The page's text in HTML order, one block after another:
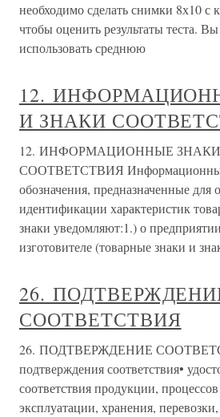
необходимо сделать снимки 8х10 с
чтобы оценить результаты теста.
использовать среднюю
12.
И ЗНАКИ
12. ИНФОРМАЦИОННЫЕ
СООТВЕТСТВИЯ Информационные
обозначения, предназначенные для
идентификации характеристик
знаки уведомляют:1.) о
изготовителе (товарные знаки и
26.
СООТВЕТСТВИЯ
26. ПОДТВЕРЖДЕНИЕ
подтверждения соответствия•
соответствия продукции,
эксплуатации, хранения,